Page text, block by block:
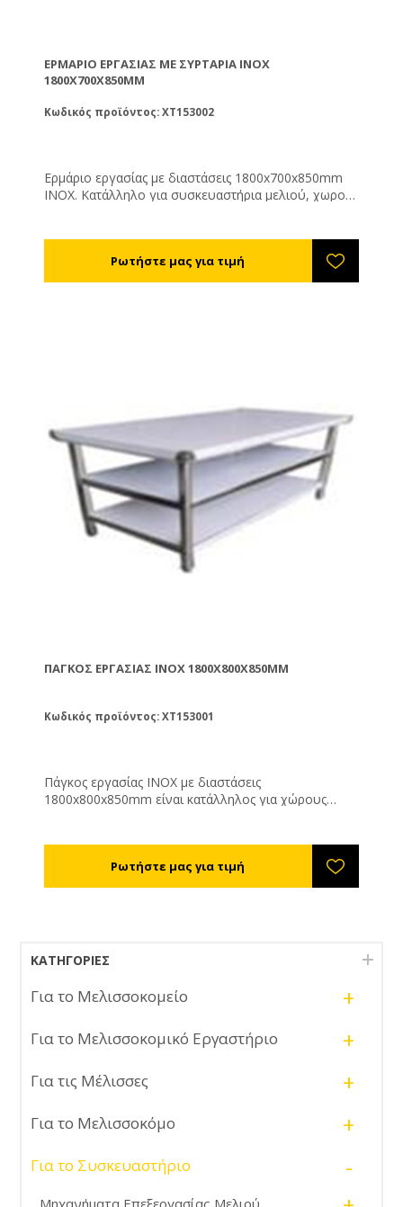
ΕΡΜΆΡΙΟ ΕΡΓΑΣΊΑΣ ΜΕ ΣΥΡΤΑΡΙΑ ΙΝΟΧ
1800X700X850MM
Κωδικός προϊόντος: XT153002
Ερμάριο εργασίας με διαστάσεις 1800x700x850mm
ΙΝΟΧ. Κατάλληλο για συσκευαστήρια μελιού, χωρούς
παραγωγής!
ΠΆΓΚΟΣ ΕΡΓΑΣΊΑΣ INOX 1800X800X850MM
Κωδικός προϊόντος: ΧΤ153001
Πάγκος εργασίας INOX με διαστάσεις
1800x800x850mm είναι κατάλληλος για χώρους
ΚΑΤΗΓΟΡΊΕΣ
Για το Μελισσοκομείο +
Για το Μελισσοκομικό Εργαστήριο +
Για τις Μέλισσες +
Για το Μελισσοκόμο +
Για το Συσκευαστήριο -
Μηχανήματα Επεξεργασίας Μελιού